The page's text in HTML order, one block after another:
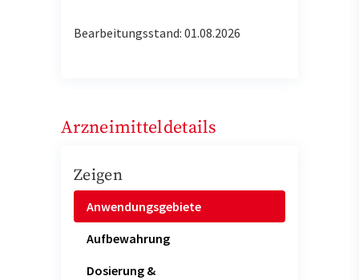
Bearbeitungsstand: 01.08.2026
Arzneimitteldetails
Zeigen
Anwendungsgebiete
Aufbewahrung
Dosierung &